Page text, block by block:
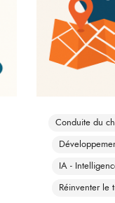
Conduite du
IA -
Réinventer le